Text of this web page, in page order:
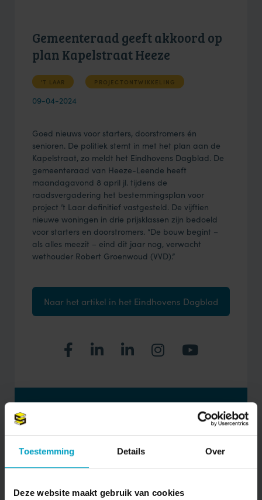
Toestemming Details Over
Deze website maakt gebruik van cookies
Gemeenteraad geeft akkoord op
plan Kapelstraat Heeze
'T LAAR PROJECTONTWIKKELING
09-04-2024
Goed nieuws voor starters, doorstromers én
senioren. De politiek stemt in met het plan aan de
Kapelstraat, zo meldt het Eindhovens Dagblad. De
gemeenteraad van Heeze-Leende heeft
maandagavond 8 april jl. tijdens de
raadsvergadering het bestemmingsplan voor
project ’t Laar definitief vastgesteld. De vijftien
nieuwe woningen in drie prijsklassen zijn bedoeld
voor starters en doorstromers. “De bouw begint –
als alles meezit – eind dit jaar nog, verwacht
wethouder Robert Groenwoud (VVD).”
Naar het artikel in het Eindhovens Dagblad
Stuur bericht